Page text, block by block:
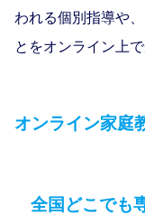
われる個別指導や
とをオンライン上
オンライン家庭
全国どこでも